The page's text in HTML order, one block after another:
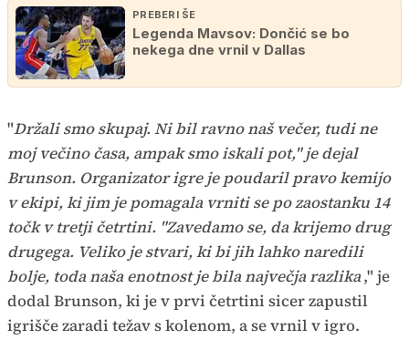
PREBERI ŠE
Legenda Mavsov: Dončić se bo
nekega dne vrnil v Dallas
"Držali smo skupaj. Ni bil ravno naš večer, tudi ne
moj večino časa, ampak smo iskali pot," je dejal
Brunson. Organizator igre je poudaril pravo kemijo
v ekipi, ki jim je pomagala vrniti se po zaostanku 14
točk v tretji četrtini. "Zavedamo se, da krijemo drug
drugega. Veliko je stvari, ki bi jih lahko naredili
bolje, toda naša enotnost je bila največja razlika," je
dodal Brunson, ki je v prvi četrtini sicer zapustil
igrišče zaradi težav s kolenom, a se vrnil v igro.